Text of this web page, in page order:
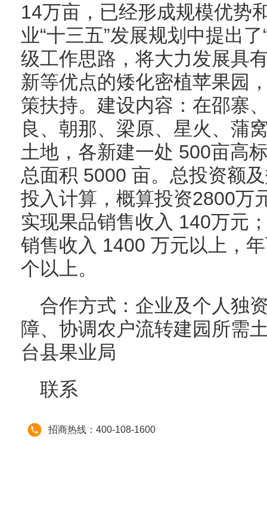
14万亩，已经形成规模优势
业“十三五”发展规划中提出
级工作思路，将大力发展具
新等优点的矮化密植苹果园
策扶持。建设内容：在邵寨
良、朝那、梁原、星火、蒲
土地，各新建一处 500亩高
总面积 5000 亩。总投资额
投入计算，概算投资2800万
实现果品销售收入 140万元
销售收入 1400 万元以上，
个以上。
合作方式：企业及个人独
障、协调农户流转建园所需
台县果业局
联系
招商热线：400-108-1600